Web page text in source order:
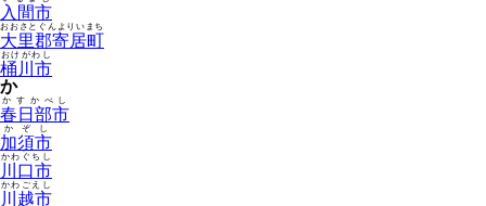
入間市
大里郡寄居町
おおさとぐんよりいまち
桶川市
おけがわし
か
春日部市
かすかべし
加須市
かぞし
川口市
かわぐちし
川越市
かわごえし